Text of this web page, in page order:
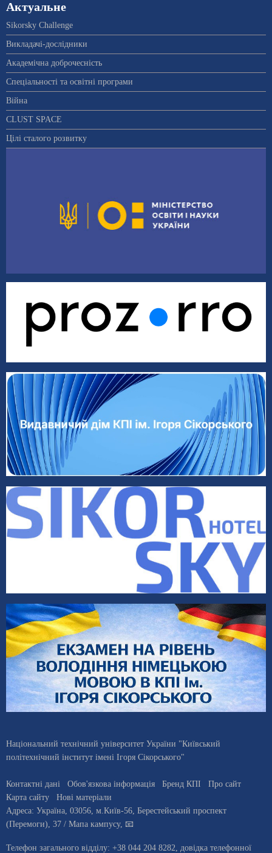
Актуальне
Sikorsky Challenge
Викладачі-дослідники
Академічна доброчесність
Спеціальності та освітні програми
Війна
CLUST SPACE
Цілі сталого розвитку
Національний технічний університет України "Київський
політехнічний інститут імені Ігоря Сікорського"
Контактні дані Обов'язкова інформація Бренд КПІ
Про сайт
Карта сайту
Нові матеріали
Адреса: Україна, 03056, м.Київ-56, Берестейський проспект
(Перемоги), 37 / Мапа кампусу, 📧
Телефон загального відділу: +38 044 204 8282 , довiдка телефонної